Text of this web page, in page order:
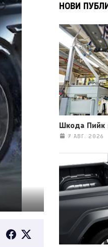
НОВИ
Шкода Пийк
7 АВГ. 2026